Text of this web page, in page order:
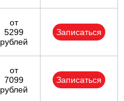
от
5299
рублей
Записаться
от
7099
рублей
Записаться